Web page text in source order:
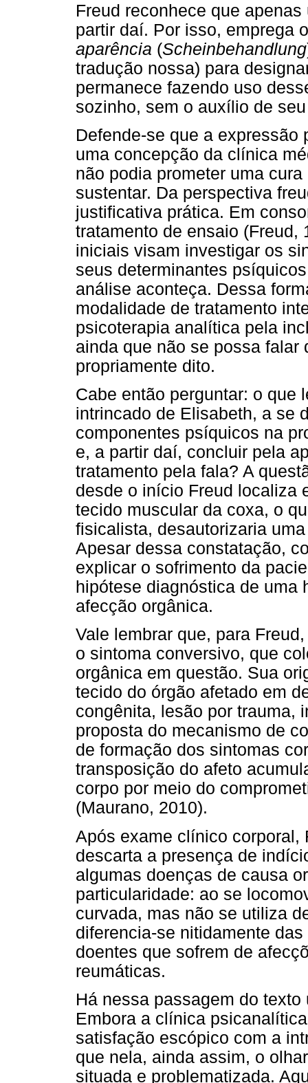
Freud reconhece que
partir daí. Por isso, emprega
aparência (Scheinbehandlung
tradução nossa) para
permanece fazendo uso
sozinho, sem o auxílio de
Defende-se que a
uma concepção da clínica
não podia prometer uma
sustentar. Da perspectiva
justificativa prática. Em
tratamento de ensaio (Freud,
iniciais visam investigar os
seus determinantes
análise aconteça. Dessa
modalidade de tratamento
psicoterapia analítica pela
ainda que não se possa
propriamente dito.
Cabe então perguntar: o que
intrincado de Elisabeth, a se
componentes psíquicos na
e, a partir daí, concluir pela
tratamento pela fala? A
desde o início Freud localiza
tecido muscular da coxa, o
fisicalista, desautorizaria
Apesar dessa constatação,
explicar o sofrimento da
hipótese diagnóstica de uma
afecção orgânica.
Vale lembrar que, para
o sintoma conversivo, que
orgânica em questão. Sua
tecido do órgão afetado em
congênita, lesão por trauma,
proposta do mecanismo de
de formação dos sintomas
transposição do afeto
corpo por meio do
(Maurano, 2010).
Após exame clínico corporal,
descarta a presença de
algumas doenças de causa
particularidade: ao se
curvada, mas não se utiliza
diferencia-se nitidamente
doentes que sofrem de
reumáticas.
Há nessa passagem do
Embora a clínica
satisfação escópico com a
que nela, ainda assim, o
situada e problematizada.